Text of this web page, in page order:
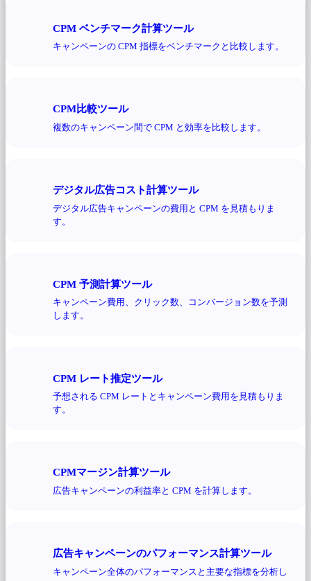
CPM ベンチマーク計算ツール
キャンペーンの CPM 指標をベンチマークと比較します。
CPM比較ツール
複数のキャンペーン間で CPM と効率を比較します。
デジタル広告コスト計算ツール
デジタル広告キャンペーンの費用と CPM を見積もりま
す。
CPM 予測計算ツール
キャンペーン費用、クリック数、コンバージョン数を予測
します。
CPM レート推定ツール
予想される CPM レートとキャンペーン費用を見積もりま
す。
CPMマージン計算ツール
広告キャンペーンの利益率と CPM を計算します。
広告キャンペーンのパフォーマンス計算ツール
キャンペーン全体のパフォーマンスと主要な指標を分析し